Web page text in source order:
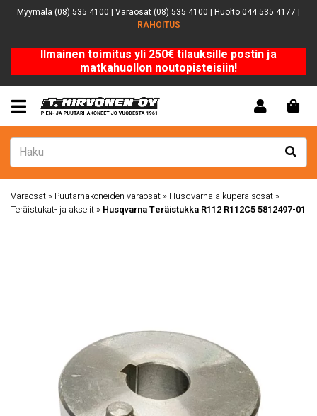
Myymälä (08) 535 4100 | Varaosat (08) 535 4100 | Huolto 044 535 4177 |
RAHOITUS
Ilmainen toimitus yli 250€ tilauksille postin ja
matkahuollon noutopisteisiin!
Varaosat » Puutarhakoneiden varaosat » Husqvarna alkuperäisosat »
Teräistukat- ja akselit » Husqvarna Teräistukka R112 R112C5 5812497-01